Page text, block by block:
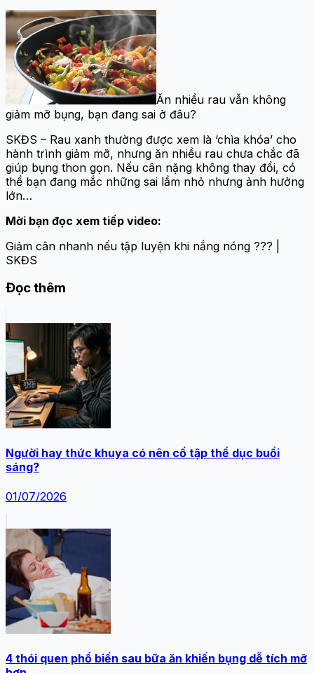
Ăn nhiều rau vẫn không
giảm mỡ bụng, bạn đang sai ở đâu?
SKĐS – Rau xanh thường được xem là ‘chìa khóa’ cho
hành trình giảm mỡ, nhưng ăn nhiều rau chưa chắc đã
giúp bụng thon gọn. Nếu cân nặng không thay đổi, có
thể bạn đang mắc những sai lầm nhỏ nhưng ảnh hưởng
lớn…
Mời bạn đọc xem tiếp video:
Giảm cân nhanh nếu tập luyện khi nắng nóng ??? |
SKĐS
Đọc thêm
Người hay thức khuya có nên cố tập thể dục buổi
sáng?
01/07/2026
4 thói quen phổ biến sau bữa ăn khiến bụng dễ tích mỡ